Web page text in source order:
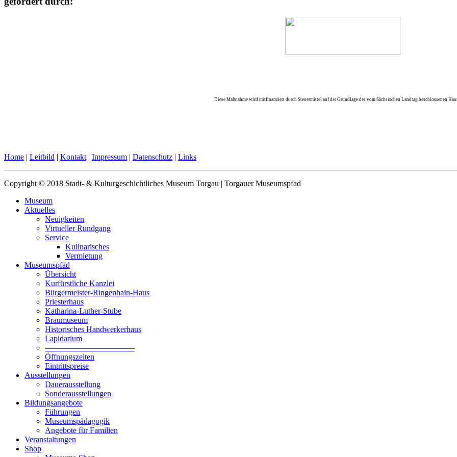
Diese Maßnahme wird mitfinanziert durch Steuermittel auf der Grundlage des vom Sächsischen Landtag beschlossenen
Home | Leitbild | Kontakt | Impressum | Datenschutz | Links
Copyright © 2018 Stadt- & Kulturgeschichtliches Museum Torgau | Torgauer Museumspfad
Museum
Aktuelles
Neuigkeiten
Virtueller Rundgang
Service
Kulinarisches
Vermietung
Museumspfad
Übersicht
Kurfürstliche Kanzlei
Bürgermeister-Ringenhain-Haus
Priesterhaus
Katharina-Luther-Stube
Braumuseum
Historisches Handwerkerhaus
Lapidarium
––––––––––––––––––––––
Öffnungszeiten
Eintrittspreise
Ausstellungen
Dauerausstellung
Sonderausstellungen
Bildungsangebote
Führungen
Museumspädagogik
Angebote für Familien
Veranstaltungen
Shop